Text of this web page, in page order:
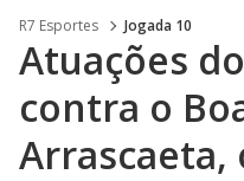
R7 Esportes Jogada 10
Atuações
contra o
Arrascaeta,